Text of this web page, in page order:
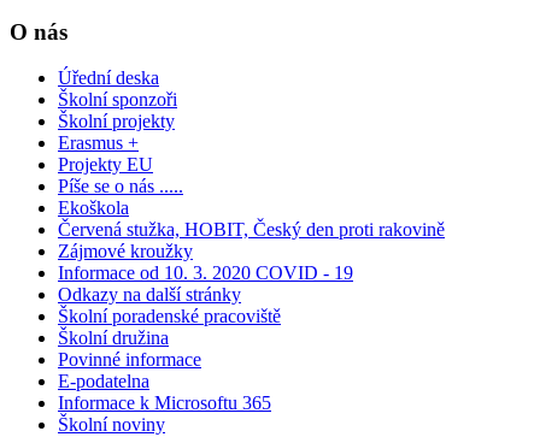
O nás
Úřední deska
Školní sponzoři
Školní projekty
Erasmus +
Projekty EU
Píše se o nás .....
Ekoškola
Červená stužka, HOBIT, Český den proti rakovině
Zájmové kroužky
Informace od 10. 3. 2020 COVID - 19
Odkazy na další stránky
Školní poradenské pracoviště
Školní družina
Povinné informace
E-podatelna
Informace k Microsoftu 365
Školní noviny